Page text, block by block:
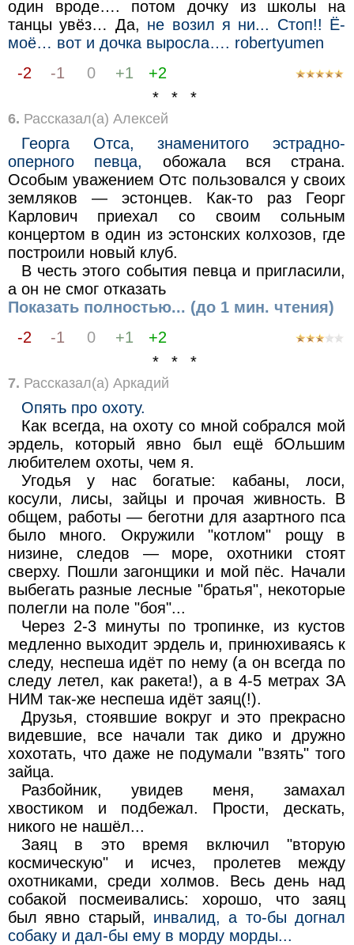
один вроде…. потом дочку из школы на
танцы увёз… Да, не возил я ни... Стоп!! Ё-
моё… вот и дочка выросла…. robertyumen
-2
-1 0 +1
+2
* * *
6. Рассказал(а) Алексей
Георга Отса, знаменитого эстрадно-
оперного певца,
обожала вся страна.
Особым уважением Отс пользовался у своих
земляков — эстонцев. Как-то раз Георг
Карлович приехал со своим сольным
концертом в один из эстонских колхозов, где
построили новый клуб.
В честь этого события певца и пригласили,
а он не смог отказать
Показать полностью... (до 1 мин. чтения)
-2
-1 0 +1
+2
* * *
7. Рассказал(а) Аркадий
Опять про охоту.
Как всегда, на охоту со мной собрался мой
эрдель, который явно был ещё бОльшим
любителем охоты, чем я.
Угодья у нас богатые: кабаны, лоси,
косули, лисы, зайцы и прочая живность. В
общем, работы — беготни для азартного пса
было много. Окружили "котлом" рощу в
низине, следов — море, охотники стоят
сверху. Пошли загонщики и мой пёс. Начали
выбегать разные лесные "братья", некоторые
полегли на поле "боя"...
Через 2-3 минуты по тропинке, из кустов
медленно выходит эрдель и, принюхиваясь к
следу, неспеша идёт по нему (а он всегда по
следу летел, как ракета!), а в 4-5 метрах ЗА
НИМ так-же неспеша идёт заяц(!).
Друзья, стоявшие вокруг и это прекрасно
видевшие, все начали так дико и дружно
хохотать, что даже не подумали "взять" того
зайца.
Разбойник, увидев меня, замахал
хвостиком и подбежал. Прости, дескать,
никого не нашёл...
Заяц в это время включил "вторую
космическую" и исчез, пролетев между
охотниками, среди холмов. Весь день над
собакой посмеивались: хорошо, что заяц
был явно старый, инвалид, а то-бы догнал
собаку и дал-бы ему в морду морды...